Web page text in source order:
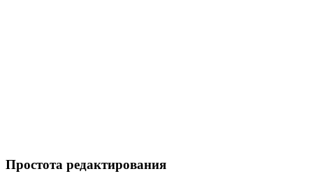
Простота редактирования